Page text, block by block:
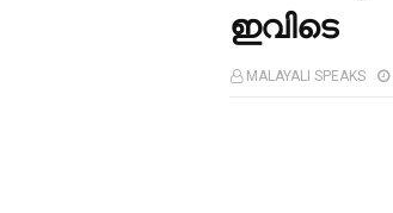
ഇവിടെ
MALAYALI SPEAKS